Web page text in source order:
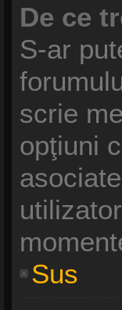
De ce
S-ar
scrie
opţiuni
Sus